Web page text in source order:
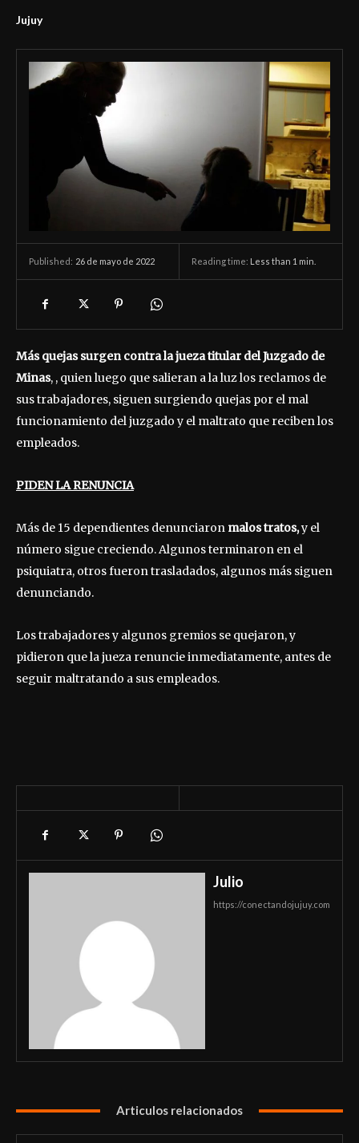
Jujuy
Published: 26 de mayo de 2022 Reading time: Less than 1 min.
Más quejas surgen contra la jueza titular del Juzgado de
Minas, , quien luego que salieran a la luz los reclamos de
sus trabajadores, siguen surgiendo quejas por el mal
funcionamiento del juzgado y el maltrato que reciben los
empleados.
PIDEN LA RENUNCIA
Más de 15 dependientes denunciaron malos tratos,y el
número sigue creciendo. Algunos terminaron en el
psiquiatra, otros fueron trasladados, algunos más siguen
denunciando.
Los trabajadores y algunos gremios se quejaron, y
pidieron que la jueza renuncie inmediatamente, antes de
seguir maltratando a sus empleados.
Julio
https://conectandojujuy.com
Articulos relacionados